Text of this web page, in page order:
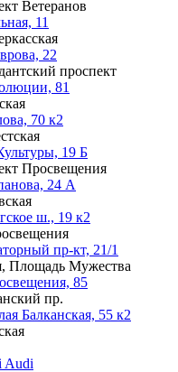
Ветеранов
11
22
проспект
81
70 к2
19 Б
Просвещения
24 А
ш., 19 к2
пр-кт, 21/1
Площадь Мужества
85
пр.
Балканская, 55 к2
Audi